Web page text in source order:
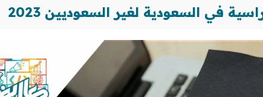
في السعودية لغير السعوديين 2023